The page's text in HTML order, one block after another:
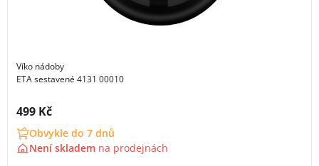
Víko nádoby
ETA sestavené 4131 00010
Cena s DPH:
499 Kč
Obvykle do 7 dnů
Není skladem na prodejnách